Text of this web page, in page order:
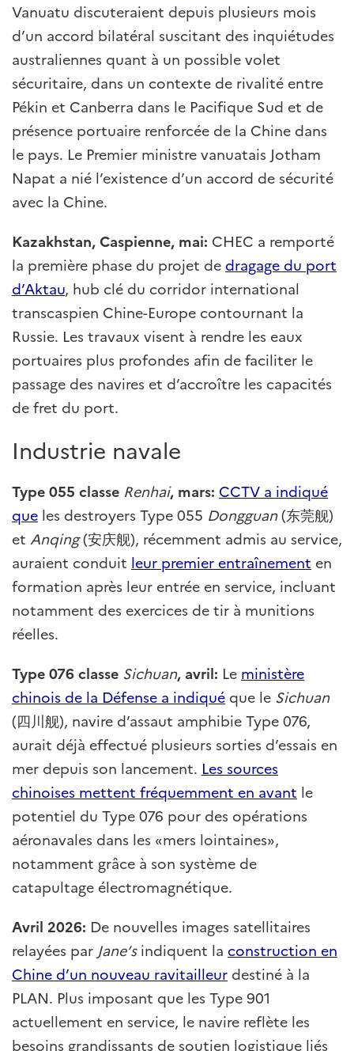
Vanuatu discuteraient depuis plusieurs mois
d’un accord bilatéral suscitant des inquiétudes
australiennes quant à un possible volet
sécuritaire, dans un contexte de rivalité entre
Pékin et Canberra dans le Pacifique Sud et de
présence portuaire renforcée de la Chine dans
le pays. Le Premier ministre vanuatais Jotham
Napat a nié l’existence d’un accord de sécurité
avec la Chine.
Kazakhstan, Caspienne, mai: CHEC a remporté
la première phase du projet de dragage du port
d’Aktau, hub clé du corridor international
transcaspien Chine-Europe contournant la
Russie. Les travaux visent à rendre les eaux
portuaires plus profondes afin de faciliter le
passage des navires et d’accroître les capacités
de fret du port.
Industrie navale
Type 055 classe Renhai, mars: CCTV a indiqué
que les destroyers Type 055 Dongguan(东莞舰)
et Anqing(安庆舰), récemment admis au service,
auraient conduit leur premier entraînement en
formation après leur entrée en service, incluant
notamment des exercices de tir à munitions
réelles.
Type 076 classe Sichuan, avril: Le ministère
chinois de la Défense a indiqué que le Sichuan
(四川舰), navire d’assaut amphibie Type 076,
aurait déjà effectué plusieurs sorties d’essais en
mer depuis son lancement. Les sources
chinoises mettent fréquemment en avant le
potentiel du Type 076 pour des opérations
aéronavales dans les «mers lointaines»,
notamment grâce à son système de
catapultage électromagnétique.
Avril 2026: De nouvelles images satellitaires
relayées par Jane’sindiquent la construction en
Chine d’un nouveau ravitailleur destiné à la
PLAN. Plus imposant que les Type 901
actuellement en service, le navire reflète les
besoins grandissants de soutien logistique liés